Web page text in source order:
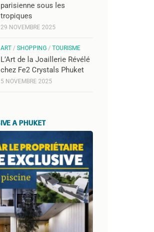
parisienne sous les
tropiques
29 NOVEMBRE 2025
ART / SHOPPING / TOURISME
L’Art de la Joaillerie Révélé
chez Fe2 Crystals Phuket
5 NOVEMBRE 2025
A PHUKET